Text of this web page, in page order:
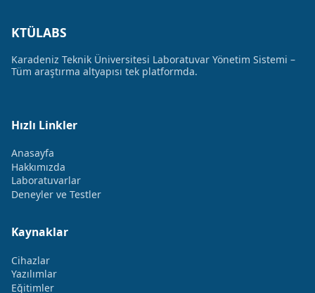
KTÜLABS
Karadeniz Teknik Üniversitesi Laboratuvar Yönetim Sistemi –
Tüm araştırma altyapısı tek platformda.
Hızlı Linkler
Anasayfa
Hakkımızda
Laboratuvarlar
Deneyler ve Testler
Kaynaklar
Cihazlar
Yazılımlar
Eğitimler